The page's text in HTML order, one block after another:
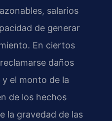
salarios
de generar
En ciertos
daños
el monto de la
de los hechos
la gravedad de las